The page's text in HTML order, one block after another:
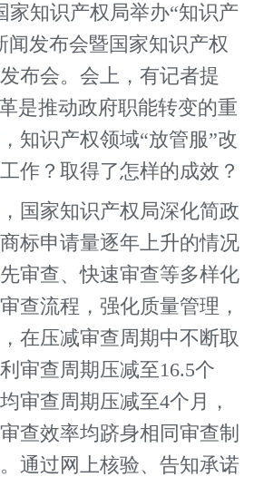
知识产权局举办“知识产
闻发布会暨国家知识产权
布会。会上，有记者提
是推动政府职能转变的重
知识产权领域“放管服”改
作？取得了怎样的成效？
家知识产权局深化简政
标申请量逐年上升的情况
审查、快速审查等多样化
查流程，强化质量管理，
在压减审查周期中不断取
审查周期压减至16.5个
审查周期压减至4个月，
查效率均跻身相同审查制
通过网上核验、告知承诺